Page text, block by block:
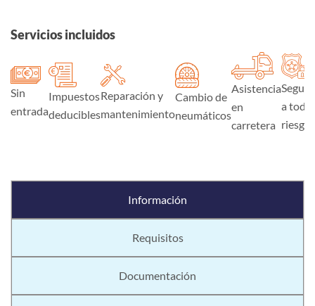
Servicios incluidos
Sin
entrada
Impuestos
deducibles
Reparación y
mantenimiento
Cambio de
neumáticos
Asistencia
en
carretera
Seguro
a todo
riesgo
Información
Requisitos
Documentación